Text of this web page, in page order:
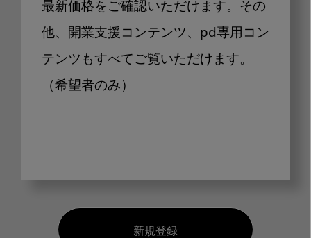
最新価格をご確認いただけます。その
他、開業支援コンテンツ、pd専用コン
テンツもすべてご覧いただけます。
（希望者のみ）
新規登録